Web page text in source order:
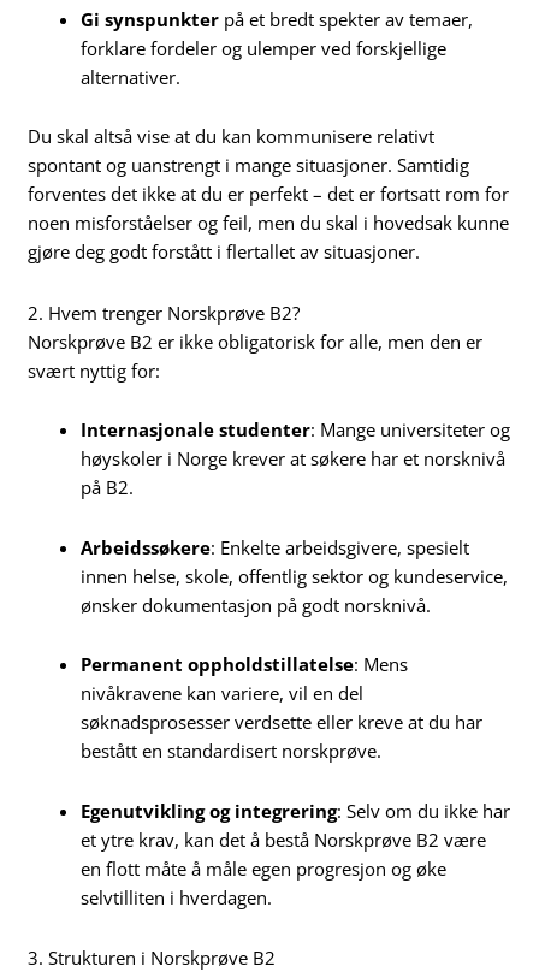
Gi synspunkter på et bredt spekter av temaer,
forklare fordeler og ulemper ved forskjellige
alternativer.
Du skal altså vise at du kan kommunisere relativt
spontant og uanstrengt i mange situasjoner. Samtidig
forventes det ikke at du er perfekt – det er fortsatt rom for
noen misforståelser og feil, men du skal i hovedsak kunne
gjøre deg godt forstått i flertallet av situasjoner.
2. Hvem trenger Norskprøve B2?
Norskprøve B2 er ikke obligatorisk for alle, men den er
svært nyttig for:
Internasjonale studenter: Mange universiteter og
høyskoler i Norge krever at søkere har et norsknivå
på B2.
Arbeidssøkere: Enkelte arbeidsgivere, spesielt
innen helse, skole, offentlig sektor og kundeservice,
ønsker dokumentasjon på godt norsknivå.
Permanent oppholdstillatelse: Mens
nivåkravene kan variere, vil en del
søknadsprosesser verdsette eller kreve at du har
bestått en standardisert norskprøve.
Egenutvikling og integrering: Selv om du ikke har
et ytre krav, kan det å bestå Norskprøve B2 være
en flott måte å måle egen progresjon og øke
selvtilliten i hverdagen.
3. Strukturen i Norskprøve B2